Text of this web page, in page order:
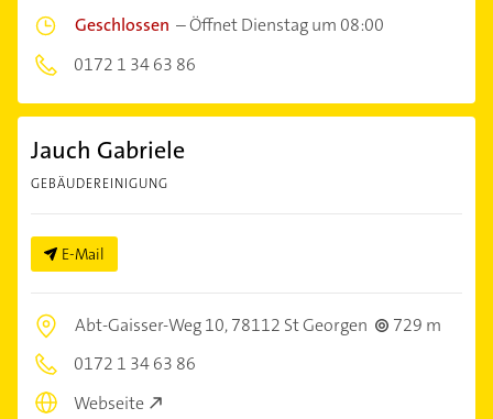
Geschlossen –Öffnet Dienstag um 08:00
0172 1 34 63 86
Jauch Gabriele
GEBÄUDEREINIGUNG
E-Mail
Abt-Gaisser-Weg 10,78112 St Georgen
729 m
0172 1 34 63 86
Webseite